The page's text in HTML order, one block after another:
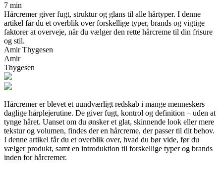
7 min
Hårcremer giver fugt, struktur og glans til alle hårtyper. I denne
artikel får du et overblik over forskellige typer, brands og vigtige
faktorer at overveje, når du vælger den rette hårcreme til din frisure
og stil.
Amir Thygesen
Amir
Thygesen
Hårcremer er blevet et uundværligt redskab i mange menneskers
daglige hårplejerutine. De giver fugt, kontrol og definition – uden at
tynge håret. Uanset om du ønsker et glat, skinnende look eller mere
tekstur og volumen, findes der en hårcreme, der passer til dit behov.
I denne artikel får du et overblik over, hvad du bør vide, før du
vælger produkt, samt en introduktion til forskellige typer og brands
inden for hårcremer.